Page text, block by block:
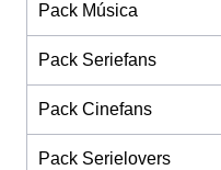
Pack Música
Pack Seriefans
Pack Cinefans
Pack Serielovers